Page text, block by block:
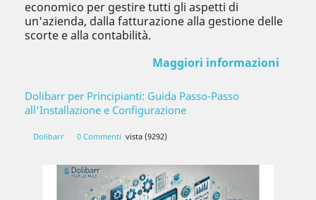
economico per gestire tutti gli aspetti di
un'azienda, dalla fatturazione alla gestione delle
scorte e alla contabilità.
Maggiori informazioni
Dolibarr per Principianti: Guida Passo-Passo
all'Installazione e Configurazione
Dolibarr 0 Commenti vista (9292)